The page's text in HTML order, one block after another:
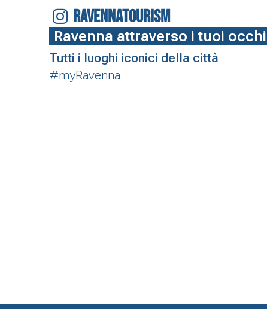
RAVENNATOURISM
Ravenna attraverso i tuoi occhi
Tutti i luoghi iconici della città
#myRavenna